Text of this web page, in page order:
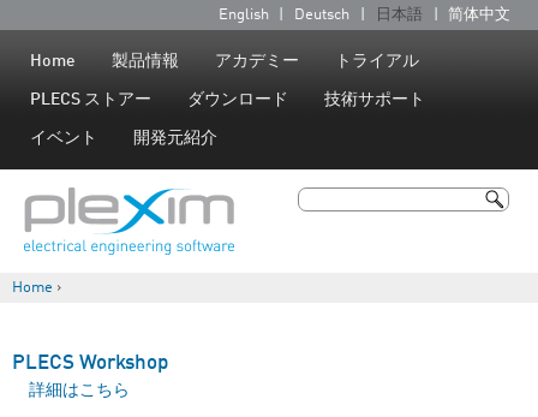
Jump to navigation
言
語
English Deutsch 日本語 简体中文
Home 製品情報 アカデミー トライアル
PLECS ストアー ダウンロード 技術サポート
イベント 開発元紹介
検索
Home ›
PLECS Workshop
PLECS Workshop について
詳細はこちら